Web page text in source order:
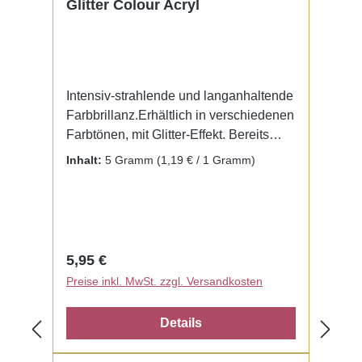
Glitter Colour Acryl
Intensiv-strahlende und langanhaltende
Farbbrillanz.Erhältlich in verschiedenen
Farbtönen, mit Glitter-Effekt. Bereits
fertig zur Benutzung mit Liquid. Kein
Inhalt: 5 Gramm (1,19 € / 1 Gramm)
Regulärer Preis:
5,95 €
Preise inkl. MwSt. zzgl. Versandkosten
Details